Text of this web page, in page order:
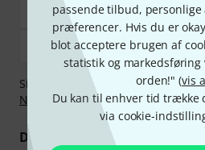
passende tilbud,
præferencer. Hvis du er
blot acceptere brugen af
statistik og markedsføring
orden!" (vis
Du kan til enhver tid trække
via cookie-
Sikker betaling med
Nu
Klarna betaling i rater eller
Dine fordele